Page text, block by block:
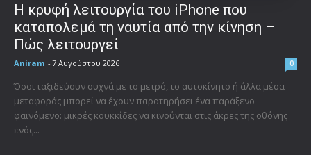
Η κρυφή λειτουργία του iPhone που
καταπολεμά τη ναυτία από την κίνηση –
Πώς λειτουργεί
Aniram - 7 Αυγούστου 2026 0
Όσοι ταξιδεύουν συχνά με το μετρό, το αυτοκίνητο ή άλλα μέσα
μεταφοράς μπορεί να έχουν παρατηρήσει ένα παράξενο
φαινόμενο: μικρές κουκκίδες να κινούνται στις άκρες της οθόνης
ενός...